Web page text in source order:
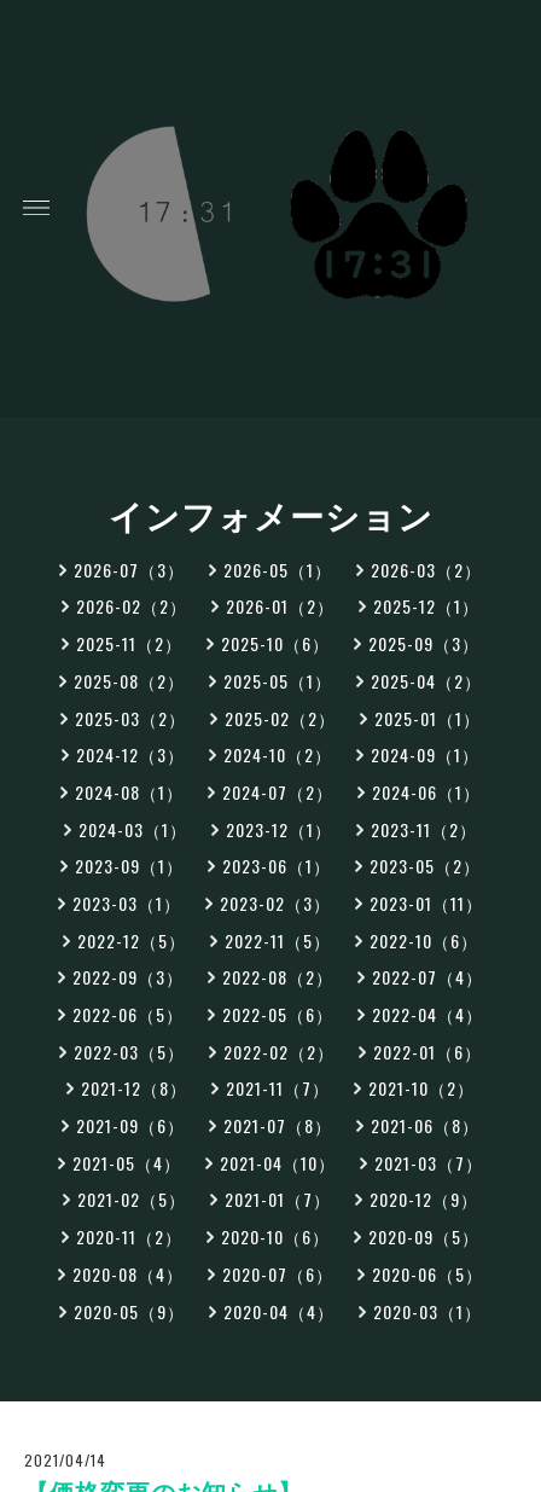
インフォメーション
2026-07（3） 2026-05（1）
2026-03（2）
2026-02（2）
2026-01（2）
2025-12（1）
2025-11（2）
2025-10（6）
2025-09（3）
2025-08（2）
2025-05（1）
2025-04（2）
2025-03（2）
2025-02（2）
2025-01（1）
2024-12（3）
2024-10（2）
2024-09（1）
2024-08（1）
2024-07（2）
2024-06（1）
2024-03（1）
2023-12（1）
2023-11（2）
2023-09（1）
2023-06（1）
2023-05（2）
2023-03（1）
2023-02（3）
2023-01（11）
2022-12（5）
2022-11（5）
2022-10（6）
2022-09（3）
2022-08（2）
2022-07（4）
2022-06（5）
2022-05（6）
2022-04（4）
2022-03（5）
2022-02（2）
2022-01（6）
2021-12（8）
2021-11（7）
2021-10（2）
2021-09（6）
2021-07（8）
2021-06（8）
2021-05（4）
2021-04（10）
2021-03（7）
2021-02（5）
2021-01（7）
2020-12（9）
2020-11（2）
2020-10（6）
2020-09（5）
2020-08（4）
2020-07（6）
2020-06（5）
2020-05（9）
2020-04（4） 2020-03（1）
2021/04/14